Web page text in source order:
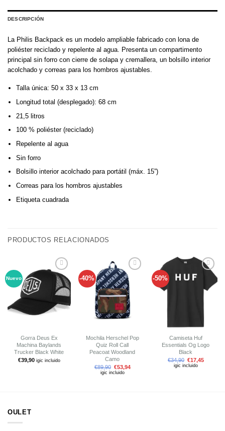
DESCRIPCIÓN
La Philis Backpack es un modelo ampliable fabricado con lona de
poliéster reciclado y repelente al agua. Presenta un compartimento
principal sin forro con cierre de solapa y cremallera, un bolsillo interior
acolchado y correas para los hombros ajustables.
Talla única: 50 x 33 x 13 cm
Longitud total (desplegado): 68 cm
21,5 litros
100 % poliéster (reciclado)
Repelente al agua
Sin forro
Bolsillo interior acolchado para portátil (máx. 15”)
Correas para los hombros ajustables
Etiqueta cuadrada
PRODUCTOS RELACIONADOS
Nuevo
Añadir
a tu
lista de
deseos
Gorra Deus Ex
Machina Baylands
Trucker Black White
€39,90 igic incluido
-40%
Añadir
a tu
lista de
deseos
Mochila Herschel Pop
Quiz Roll Call
Peacoat Woodland
Camo
€89,90 €53,94
igic incluido
-50%
lista de
Camiseta Huf
Essentials Og Logo
Black
€34,90 €17,45
igic incluido
OULET